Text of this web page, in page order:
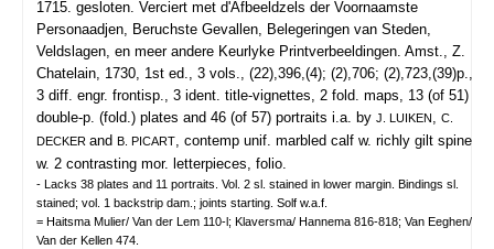
1715. gesloten. Verciert met d'Afbeeldzels der Voornaamste
Personaadjen, Beruchste Gevallen, Belegeringen van Steden,
Veldslagen, en meer andere Keurlyke Printverbeeldingen. Amst., Z.
Chatelain, 1730, 1st ed., 3 vols., (22),396,(4); (2),706; (2),723,(39)p.,
3 diff. engr. frontisp., 3 ident. title-vignettes, 2 fold. maps, 13 (of 51)
double-p. (fold.) plates and 46 (of 57) portraits i.a. by J. LUIKEN, C.
DECKER and B. PICART, contemp unif. marbled calf w. richly gilt spine
w. 2 contrasting mor. letterpieces, folio.
- Lacks 38 plates and 11 portraits. Vol. 2 sl. stained in lower margin. Bindings sl.
stained; vol. 1 backstrip dam.; joints starting. Solf w.a.f.
= Haitsma Mulier/ Van der Lem 110-l; Klaversma/ Hannema 816-818; Van Eeghen/
Van der Kellen 474.